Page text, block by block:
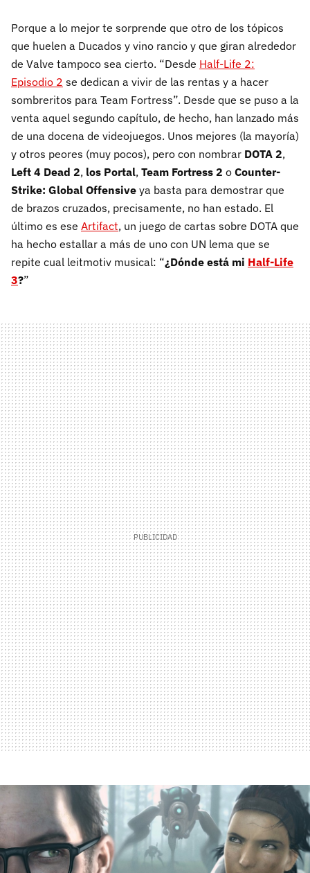
Porque a lo mejor te sorprende que otro de los tópicos
que huelen a Ducados y vino rancio y que giran alrededor
de Valve tampoco sea cierto. “Desde Half-Life 2:
Episodio 2 se dedican a vivir de las rentas y a hacer
sombreritos para Team Fortress”. Desde que se puso a la
venta aquel segundo capítulo, de hecho, han lanzado más
de una docena de videojuegos. Unos mejores (la mayoría)
y otros peores (muy pocos), pero con nombrar DOTA 2,
Left 4 Dead 2, los Portal, Team Fortress 2 o Counter-
Strike: Global Offensive ya basta para demostrar que
de brazos cruzados, precisamente, no han estado. El
último es ese Artifact, un juego de cartas sobre DOTA que
ha hecho estallar a más de uno con UN lema que se
repite cual leitmotiv musical: “¿Dónde está mi Half-Life
3?”